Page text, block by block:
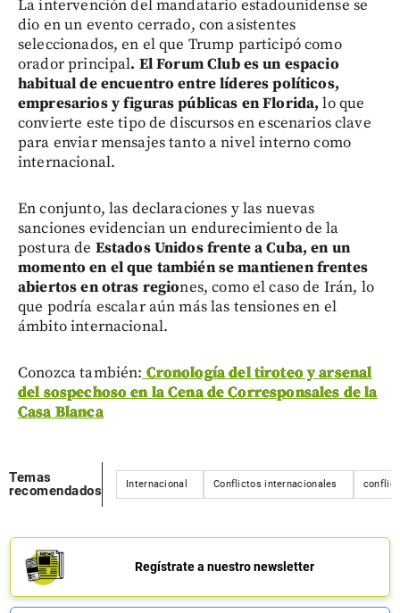
La intervención del mandatario estadounidense se
dio en un evento cerrado, con asistentes
seleccionados, en el que Trump participó como
orador principal. El Forum Club es un espacio
habitual de encuentro entre líderes políticos,
empresarios y figuras públicas en Florida, lo que
convierte este tipo de discursos en escenarios clave
para enviar mensajes tanto a nivel interno como
internacional.
En conjunto, las declaraciones y las nuevas
sanciones evidencian un endurecimiento de la
postura de Estados Unidos frente a Cuba, en un
momento en el que también se mantienen frentes
abiertos en otras regiones, como el caso de Irán, lo
que podría escalar aún más las tensiones en el
ámbito internacional.
Conozca también: Cronología del tiroteo y arsenal
del sospechoso en la Cena de Corresponsales de la
Casa Blanca
Temas
recomendados
Internacional Conflictos internacionales
Regístrate a nuestro newsletter